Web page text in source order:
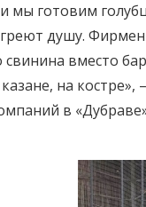
мы готовим
душу.
вместо
на
в